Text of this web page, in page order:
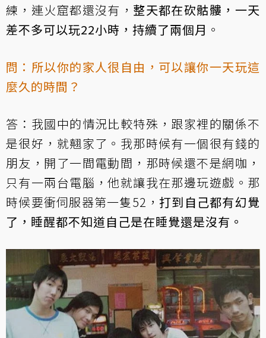
練，連火窟都還沒有， 整天都在砍骷髏，一天
差不多可以玩22小時，持續了兩個月 。
問：所以你的家人很自由，可以讓你一天玩這
麼久的時間？
答：我國中的情況比較特殊，跟家裡的關係不
是很好，就翹家了。我那時候有一個很有錢的
朋友，開了一間電動間，那時候還不是網咖，
只有一兩台電腦，他就讓我在那邊玩遊戲。那
時候要衝伺服器第一隻52， 打到自己都有幻覺
了，睡醒都不知道自己是在睡覺還是沒有。